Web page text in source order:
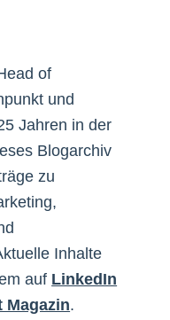
of
und
Jahren in der
Blogarchiv
zu
Inhalte
auf LinkedIn
Magazin.